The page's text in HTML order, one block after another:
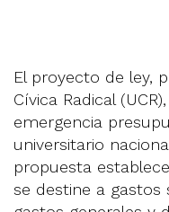
El proyecto de ley,
Cívica Radical
emergencia
universitario
propuesta
se destine a gastos